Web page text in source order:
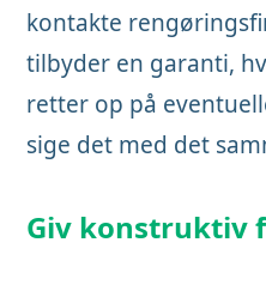
kontakte
tilbyder en garanti,
retter op på
sige det med det
Giv konstruktiv